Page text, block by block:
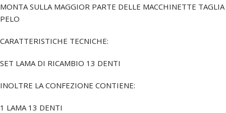
MONTA SULLA MAGGIOR PARTE DELLE MACCHINETTE TAGLIA
PELO
CARATTERISTICHE TECNICHE:
SET LAMA DI RICAMBIO 13 DENTI
INOLTRE LA CONFEZIONE CONTIENE:
1 LAMA 13 DENTI